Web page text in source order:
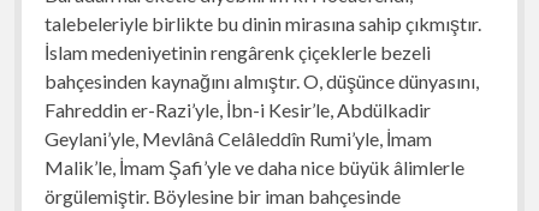
talebeleriyle birlikte bu dinin mirasına sahip çıkmıştır.
İslam medeniyetinin rengârenk çiçeklerle bezeli
bahçesinden kaynağını almıştır. O, düşünce dünyasını,
Fahreddin er-Razi’yle, İbn-i Kesir’le, Abdülkadir
Geylani’yle, Mevlânâ Celâleddîn Rumi’yle, İmam
Malik’le, İmam Şafi’yle ve daha nice büyük âlimlerle
örgülemiştir. Böylesine bir iman bahçesinde